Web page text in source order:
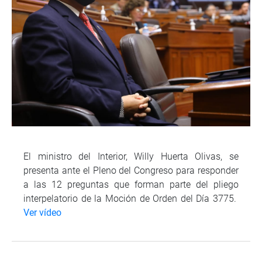
El ministro del Interior, Willy Huerta Olivas, se
presenta ante el Pleno del Congreso para responder
a las 12 preguntas que forman parte del pliego
interpelatorio de la Moción de Orden del Día 3775.
Ver vídeo